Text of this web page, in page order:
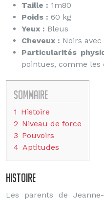
Taille : 1m80
Poids : 60 kg
Yeux : Bleus
Cheveux : Noirs
Particularités
pointues, comme les
Sommaire
1 Histoire
2 Niveau de force
3 Pouvoirs
4 Aptitudes
Histoire
Les parents de